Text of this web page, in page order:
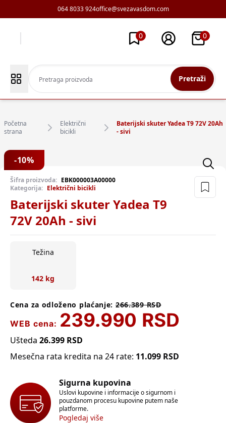
064 8033 924office@svezavasdom.com
0 0
Pretraži
Početna
strana
Električni
bicikli
Baterijski skuter Yadea T9 72V 20Ah
- sivi
-10%
Šifra proizvoda: EBK000003A00000
Kategorija: Električni bicikli
Baterijski skuter Yadea T9
72V 20Ah - sivi
Težina
142 kg
Cena za odloženo plaćanje: 266.389RSD
WEB cena: 239.990 RSD
Ušteda 26.399 RSD
Mesečna rata kredita na 24 rate: 11.099 RSD
Sigurna kupovina
Uslovi kupovine i informacije o sigurnom i
pouzdanom procesu kupovine putem naše
platforme.
Pogledaj više